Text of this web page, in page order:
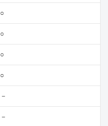
○
○
○
○
－
－